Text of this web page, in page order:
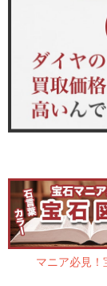
マニア必見！